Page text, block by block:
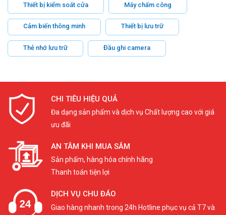
Thiết bị kiểm soát cửa Máy chấm công
Cảm biến thông minh Thiết bị lưu trữ
Thẻ nhớ lưu trữ Đầu ghi camera
CHI TIÊU HIỆU QUẢ
Đa dạng sản phẩm và dịch vụ Chất lượng cao với giá
ưu đãi
AN TÂM KHI MUA SẮM
Sản phẩm, hàng hóa chính hãng
Thanh toán tiện lợi
DỊCH VỤ CHU ĐÁO
Giao hàng nhanh trong 24h Hotline phục vụ cả T7 và